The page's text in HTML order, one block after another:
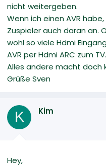
nicht weitergeben.
Wenn ich einen AVR
Zuspieler auch daran an.
wohl so viele Hdmi
AVR per Hdmi ARC zum
Alles andere macht doch
Grüße Sven
K Kim
Hey,